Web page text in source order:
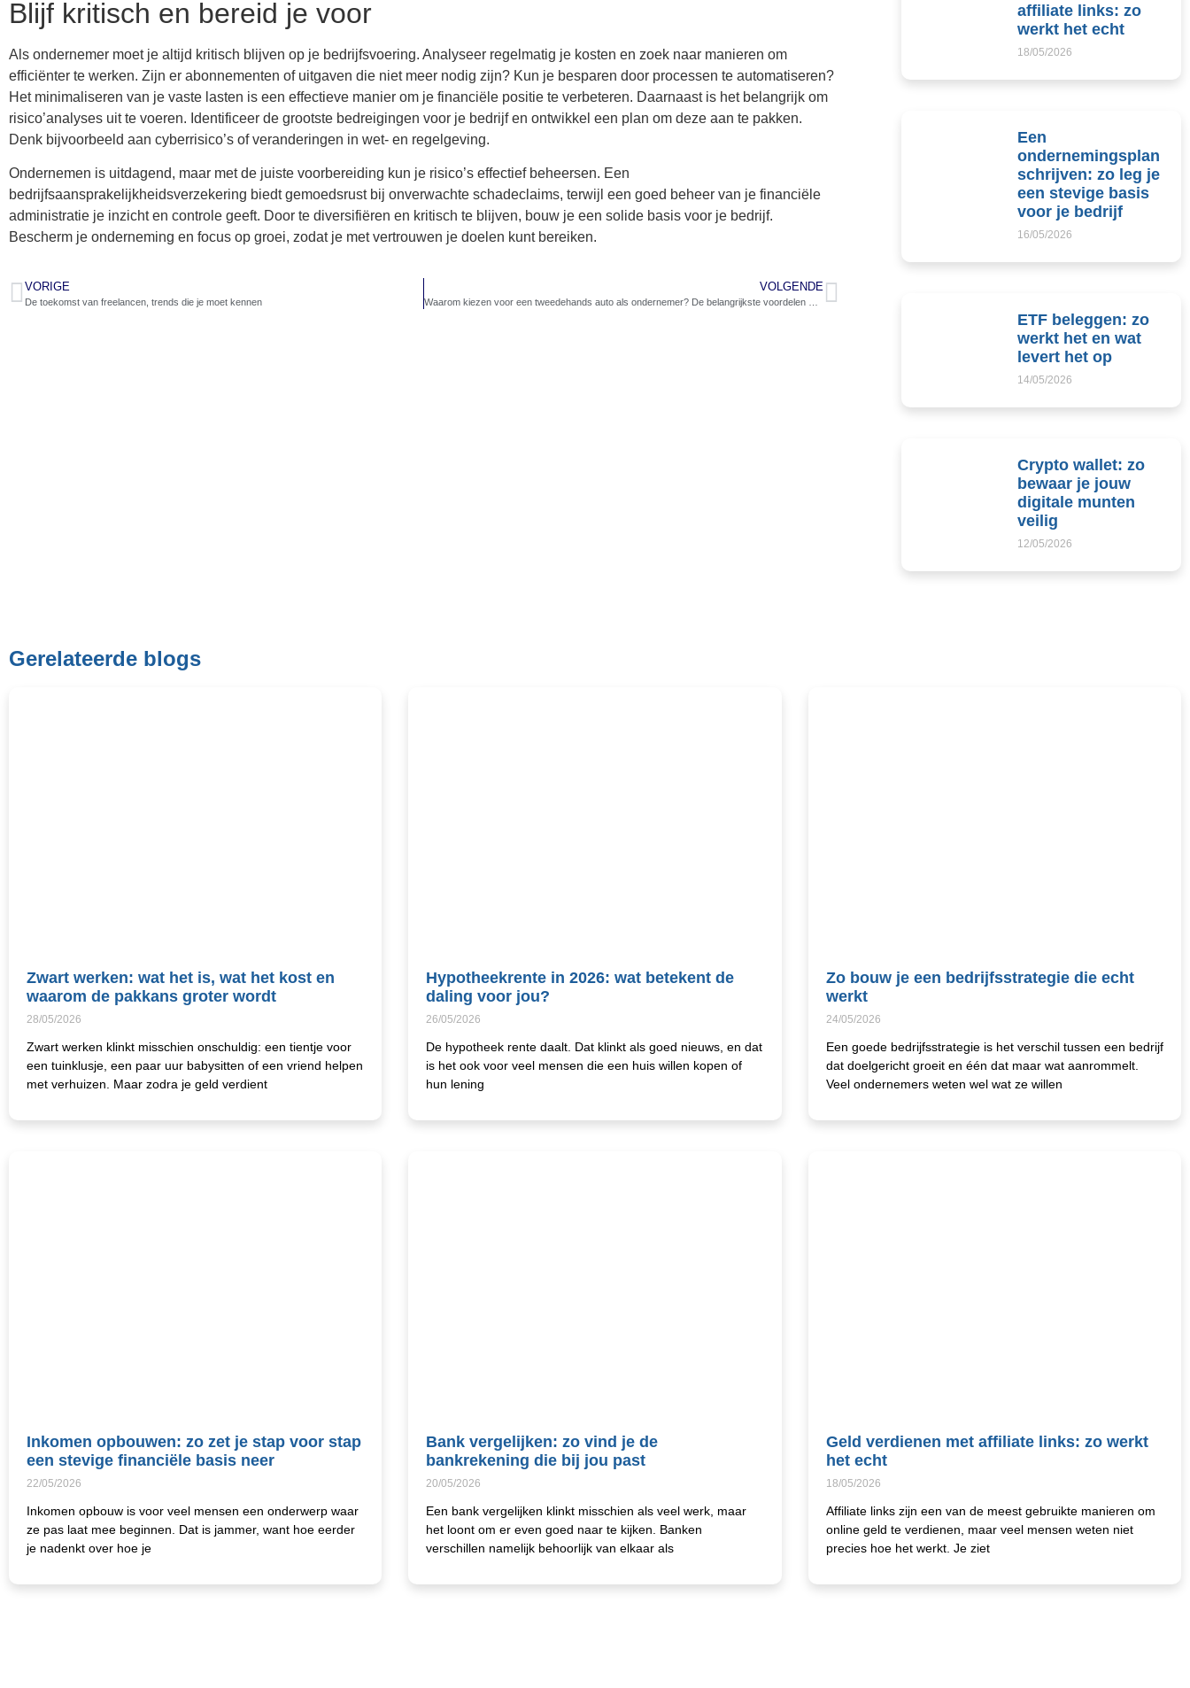
Blijf kritisch en bereid je voor
Als ondernemer moet je altijd kritisch blijven op je bedrijfsvoering. Analyseer regelmatig je kosten en zoek naar manieren om
efficiënter te werken. Zijn er abonnementen of uitgaven die niet meer nodig zijn? Kun je besparen door processen te automatiseren?
Het minimaliseren van je vaste lasten is een effectieve manier om je financiële positie te verbeteren. Daarnaast is het belangrijk om
risico’analyses uit te voeren. Identificeer de grootste bedreigingen voor je bedrijf en ontwikkel een plan om deze aan te pakken.
Denk bijvoorbeeld aan cyberrisico’s of veranderingen in wet- en regelgeving.
Ondernemen is uitdagend, maar met de juiste voorbereiding kun je risico’s effectief beheersen. Een
bedrijfsaansprakelijkheidsverzekering biedt gemoedsrust bij onverwachte schadeclaims, terwijl een goed beheer van je financiële
administratie je inzicht en controle geeft. Door te diversifiëren en kritisch te blijven, bouw je een solide basis voor je bedrijf.
Bescherm je onderneming en focus op groei, zodat je met vertrouwen je doelen kunt bereiken.
VORIGE
De toekomst van freelancen, trends die je moet kennen
VOLGENDE
Waarom kiezen voor een tweedehands auto als ondernemer? De belangrijkste voordelen op een rij
affiliate links: zo
werkt het echt
18/05/2026
Een
ondernemingsplan
schrijven: zo leg je
een stevige basis
voor je bedrijf
16/05/2026
ETF beleggen: zo
werkt het en wat
levert het op
14/05/2026
Crypto wallet: zo
bewaar je jouw
digitale munten
veilig
12/05/2026
Gerelateerde blogs
Zwart werken: wat het is, wat het kost en
waarom de pakkans groter wordt
28/05/2026
Zwart werken klinkt misschien onschuldig: een tientje voor
een tuinklusje, een paar uur babysitten of een vriend helpen
met verhuizen. Maar zodra je geld verdient
Hypotheekrente in 2026: wat betekent de
daling voor jou?
26/05/2026
De hypotheek rente daalt. Dat klinkt als goed nieuws, en dat
is het ook voor veel mensen die een huis willen kopen of
hun lening
Zo bouw je een bedrijfsstrategie die echt
werkt
24/05/2026
Een goede bedrijfsstrategie is het verschil tussen een bedrijf
dat doelgericht groeit en één dat maar wat aanrommelt.
Veel ondernemers weten wel wat ze willen
Inkomen opbouwen: zo zet je stap voor stap
een stevige financiële basis neer
22/05/2026
Inkomen opbouw is voor veel mensen een onderwerp waar
ze pas laat mee beginnen. Dat is jammer, want hoe eerder
je nadenkt over hoe je
Bank vergelijken: zo vind je de
bankrekening die bij jou past
20/05/2026
Een bank vergelijken klinkt misschien als veel werk, maar
het loont om er even goed naar te kijken. Banken
verschillen namelijk behoorlijk van elkaar als
Geld verdienen met affiliate links: zo werkt
het echt
18/05/2026
Affiliate links zijn een van de meest gebruikte manieren om
online geld te verdienen, maar veel mensen weten niet
precies hoe het werkt. Je ziet